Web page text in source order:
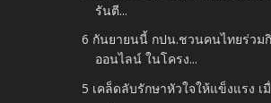
รันตี...
6 กันยายนนี้ กปน.ชวนคนไทยร่วม
ออนไลน์ ในโครง...
5 เคล็ดลับรักษาหัวใจให้แข็งแรง เ